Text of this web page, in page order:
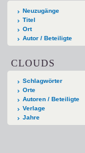
Neuzugänge
Titel
Ort
Autor / Beteiligte
CLOUDS
Schlagwörter
Orte
Autoren / Beteiligte
Verlage
Jahre